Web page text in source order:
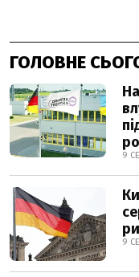
ГОЛОВНЕ
9
9